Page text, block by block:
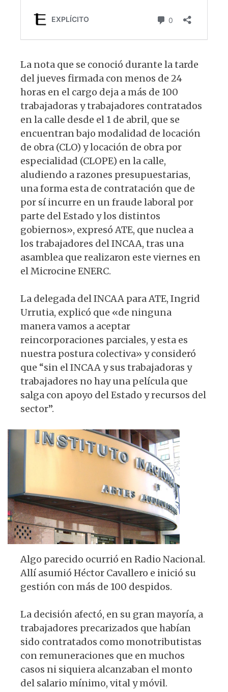
La nota que se conoció durante la tarde
del jueves firmada con menos de 24
horas en el cargo deja a más de 100
trabajadoras y trabajadores contratados
en la calle desde el 1 de abril, que se
encuentran bajo modalidad de locación
de obra (CLO) y locación de obra por
especialidad (CLOPE) en la calle,
aludiendo a razones presupuestarias,
una forma esta de contratación que de
por sí incurre en un fraude laboral por
parte del Estado y los distintos
gobiernos», expresó ATE, que nuclea a
los trabajadores del INCAA, tras una
asamblea que realizaron este viernes en
el Microcine ENERC.
La delegada del INCAA para ATE, Ingrid
Urrutia, explicó que «de ninguna
manera vamos a aceptar
reincorporaciones parciales, y esta es
nuestra postura colectiva» y consideró
que “sin el INCAA y sus trabajadoras y
trabajadores no hay una película que
salga con apoyo del Estado y recursos del
sector”.
Algo parecido ocurrió en Radio Nacional.
Allí asumió Héctor Cavallero e inició su
gestión con más de 100 despidos.
La decisión afectó, en su gran mayoría, a
trabajadores precarizados que habían
sido contratados como monotributistas
con remuneraciones que en muchos
casos ni siquiera alcanzaban el monto
del salario mínimo, vital y móvil.